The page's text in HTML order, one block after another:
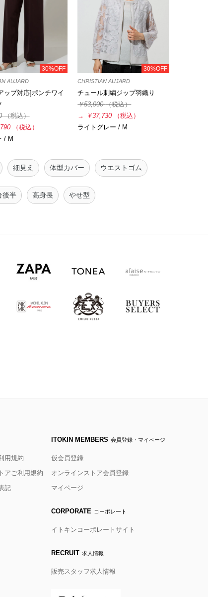
30%OFF
AUJARD
ップ対応]ポンチワイ
（税込）
（税込）
/ M
30%OFF
CHRISTIAN AUJARD
チュール刺繍ジップ羽織り
￥53,900（税込）
→
￥37,730
（税込）
ライトグレー / M
細見え 体型カバー ウエストゴム
後半 高身長 やせ型
用規約
アご利用規約
記
ITOKIN MEMBERS 会員登録・マイページ
仮会員登録
オンラインストア会員登録
マイページ
CORPORATE コーポレート
イトキンコーポレートサイト
RECRUIT 求人情報
販売スタッフ求人情報